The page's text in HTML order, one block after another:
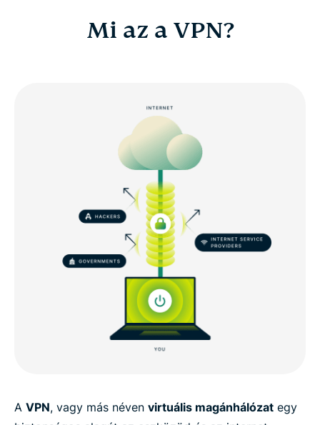
Mi az a VPN?
A VPN, vagy más néven virtuális magánhálózat egy